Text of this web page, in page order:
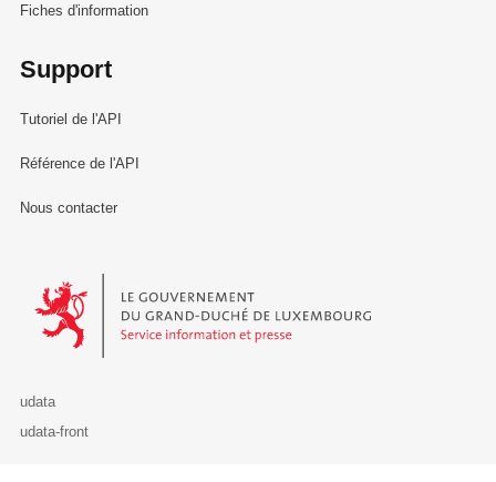
Fiches d'information
Support
Tutoriel de l'API
Référence de l'API
Nous contacter
Le Gouvernement du Grand-Duché de Luxembourg - Service
udata
udata-front